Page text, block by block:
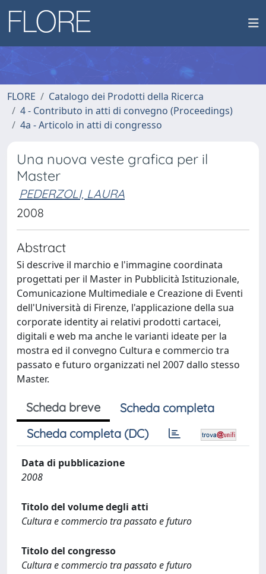
FLORE
Catalogo dei Prodotti della Ricerca
4 - Contributo in atti di convegno (Proceedings)
4a - Articolo in atti di congresso
Una nuova veste grafica per il
Master
PEDERZOLI, LAURA
2008
Abstract
Si descrive il marchio e l'immagine coordinata
progettati per il Master in Pubblicità Istituzionale,
Comunicazione Multimediale e Creazione di Eventi
dell'Università di Firenze, l'applicazione della sua
corporate identity ai relativi prodotti cartacei,
digitali e web ma anche le varianti ideate per la
mostra ed il convegno Cultura e commercio tra
passato e futuro organizzati nel 2007 dallo stesso
Master.
Scheda breve
Scheda completa
Scheda completa (DC)
Data di pubblicazione
2008
Titolo del volume degli atti
Cultura e commercio tra passato e futuro
Titolo del congresso
Cultura e commercio tra passato e futuro